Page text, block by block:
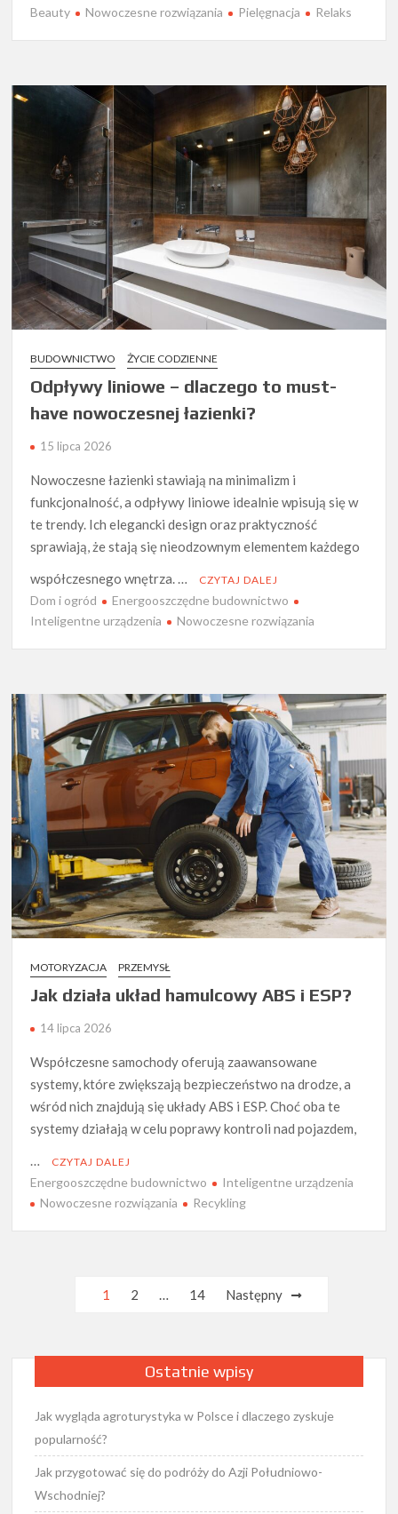
Beauty Nowoczesne rozwiązania Pielęgnacja Relaks
BUDOWNICTWO ŻYCIE CODZIENNE
Odpływy liniowe – dlaczego to must-
have nowoczesnej łazienki?
15 lipca 2026
Nowoczesne łazienki stawiają na minimalizm i
funkcjonalność, a odpływy liniowe idealnie wpisują się w
te trendy. Ich elegancki design oraz praktyczność
sprawiają, że stają się nieodzownym elementem każdego
współczesnego wnętrza. …
CZYTAJ DALEJ
Dom i ogród
Energooszczędne budownictwo
Inteligentne urządzenia
Nowoczesne rozwiązania
MOTORYZACJA PRZEMYSŁ
Jak działa układ hamulcowy ABS i ESP?
14 lipca 2026
Współczesne samochody oferują zaawansowane
systemy, które zwiększają bezpieczeństwo na drodze, a
wśród nich znajdują się układy ABS i ESP. Choć oba te
systemy działają w celu poprawy kontroli nad pojazdem,
…
CZYTAJ DALEJ
Energooszczędne budownictwo
Inteligentne urządzenia
Nowoczesne rozwiązania
Recykling
Nawigacja
wpisach
1 2 … 14 Następny
Ostatnie wpisy
Jak wygląda agroturystyka w Polsce i dlaczego zyskuje
popularność?
Jak przygotować się do podróży do Azji Południowo-
Wschodniej?